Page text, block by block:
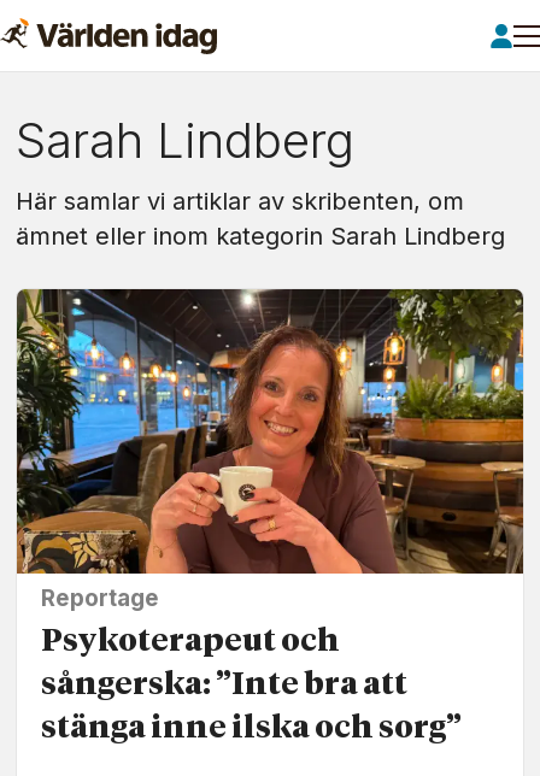
Om:
sarah
lindberg
Sarah Lindberg
Här samlar vi artiklar av skribenten, om
ämnet eller inom kategorin Sarah Lindberg
Reportage
Psykoterapeut och
sångerska: ”Inte bra att
stänga inne ilska och sorg”